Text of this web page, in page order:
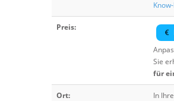
Preis:
Sie
für
Ort: In